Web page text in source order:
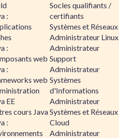
:
:
web
:
web
EE
cours Java
:
Socles qualifiants /
certifiants
Systèmes et Réseaux
Administrateur Linux
Administrateur
Support
Administrateur
Systèmes
d'Informations
Administrateur
Systèmes et Réseaux
Cloud
Administrateur